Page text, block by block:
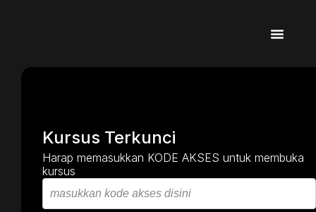
Kursus Terkunci
Harap memasukkan KODE AKSES untuk membuka
kursus